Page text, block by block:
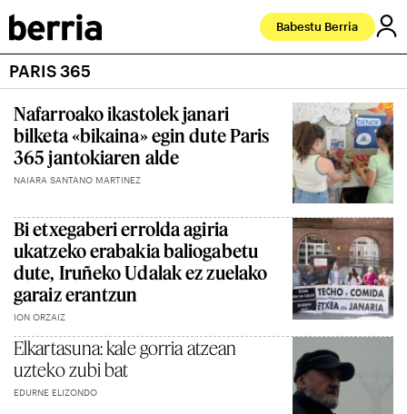
Babestu Berria
PARIS 365
Nafarroako ikastolek janari
bilketa «bikaina» egin dute Paris
365 jantokiaren alde
NAIARA SANTANO MARTINEZ
Bi etxegaberi errolda agiria
ukatzeko erabakia baliogabetu
dute, Iruñeko Udalak ez zuelako
garaiz erantzun
ION ORZAIZ
Elkartasuna: kale gorria atzean
uzteko zubi bat
EDURNE ELIZONDO